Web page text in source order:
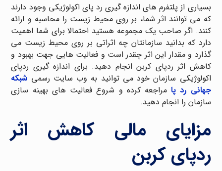
بسیاری از پلتفرم های اندازه گیری رد پای اکولوژیکی وجود دارند
که می توانند اثر شما، بر روی محیط زیست را محاسبه و ارائه
کنند. اگر صاحب یک مجموعه هستید احتمالا برای شما اهمیت
دارد که بدانید سازمانتان چه اثراتی بر روی محیط زیست می
گذارد و مقدار این اثر چقدر است و فعالیت هایی جهت بهبود و
کاهش اثر ردپای کربن انجام دهید. برای اندازه گیری ردپای
اکولوژیکی سازمان خود می توانید به وب سایت رسمی شبکه
جهانی رد پامراجعه کرده و شروع فعالیت های بهینه سازی
سازمان را انجام دهید.
مزایای مالی کاهش اثر
ردپای کربن